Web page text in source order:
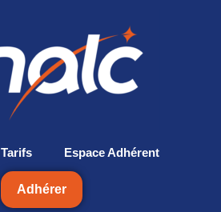
Tarifs Espace Adhérent
Adhérer